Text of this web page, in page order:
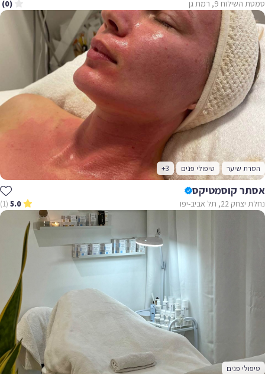
סמטת השילוח 9, רמת גן (0)
הסרת שיער טיפולי פנים +3
אסתר קוסמטיקס
נחלת יצחק 22, תל אביב-יפו 5.0
(1)
טיפולי פנים